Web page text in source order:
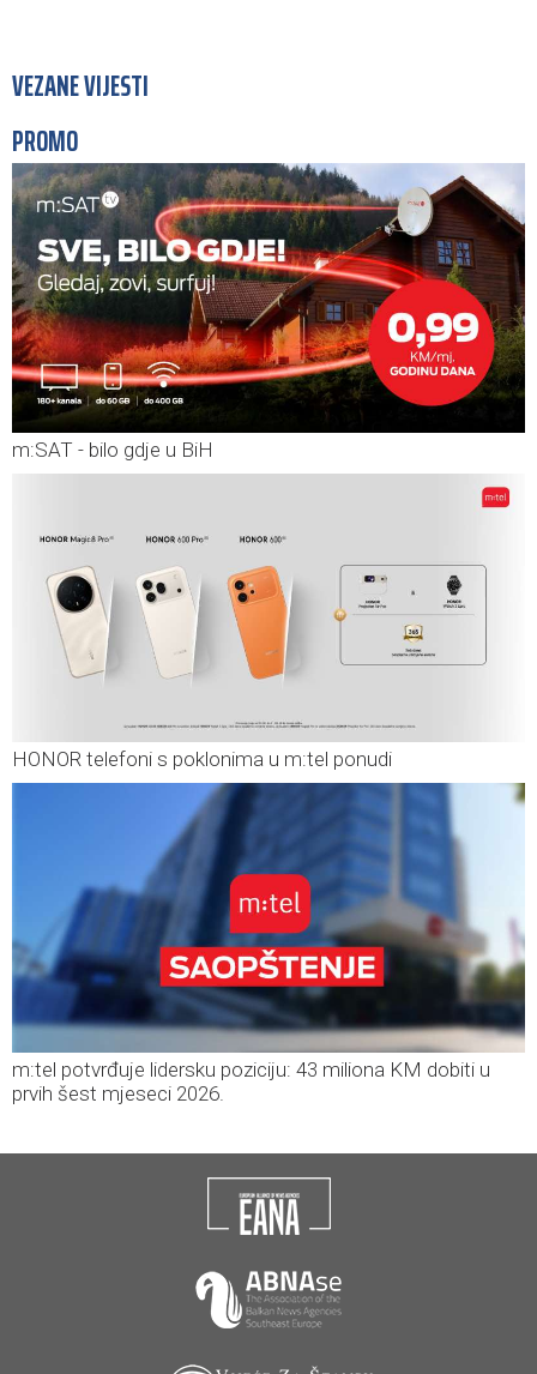
VEZANE VIJESTI
PROMO
m:SAT - bilo gdje u BiH
HONOR telefoni s poklonima u m:tel ponudi
m:tel potvrđuje lidersku poziciju: 43 miliona KM dobiti u
prvih šest mjeseci 2026.